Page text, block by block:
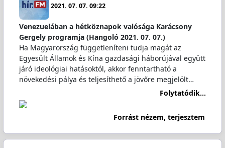
2021. 07. 07. 09:22
Venezuelában a hétköznapok valósága Karácsony
Gergely programja (Hangoló 2021. 07. 07.)
Ha Magyarország függetleníteni tudja magát az
Egyesült Államok és Kína gazdasági háborújával együtt
járó ideológiai hatásoktól, akkor fenntartható a
növekedési pálya és teljesíthető a jövőre megjelölt…
Folytatódik...
Forrást nézem, terjesztem